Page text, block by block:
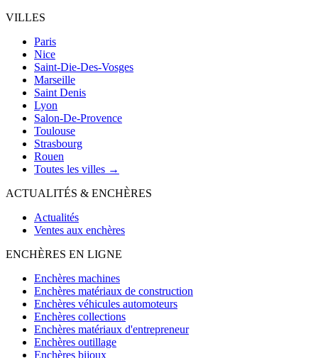
VILLES
Paris
Nice
Saint-Die-Des-Vosges
Marseille
Saint Denis
Lyon
Salon-De-Provence
Toulouse
Strasbourg
Rouen
Toutes les villes →
ACTUALITÉS & ENCHÈRES
Actualités
Ventes aux enchères
ENCHÈRES EN LIGNE
Enchères machines
Enchères matériaux de construction
Enchères véhicules automoteurs
Enchères collections
Enchères matériaux d'entrepreneur
Enchères outillage
Enchères bijoux